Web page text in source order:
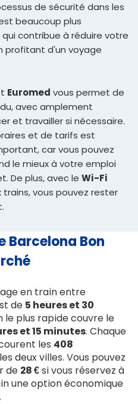
de sécurité dans les
beaucoup plus
contribue à réduire votre
profitant d'un voyage
Euromed vous permet de
avec amplement
et travailler si nécessaire.
et de tarifs est
car vous pouvez
le mieux à votre emploi
De plus, avec le Wi-Fi
vous pouvez rester
Barcelona Bon
en train entre
de 5 heures et 30
le plus rapide couvre le
et 15 minutes. Chaque
les 408
deux villes. Vous pouvez
de 28 €si vous réservez à
une option économique